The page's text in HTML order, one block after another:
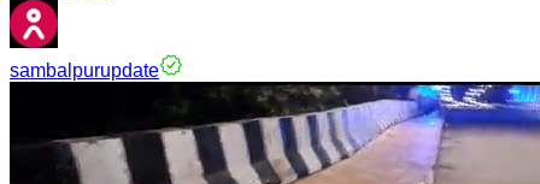
sambalpurupdate